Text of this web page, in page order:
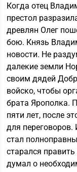
Когда отец
престол
древлян Олег
бою. Князь
новости. Не
далекие земли
своим дядей
войско, чтобы
брата Ярополка.
пяти лет, после
для переговоров.
стал
старался
думал о